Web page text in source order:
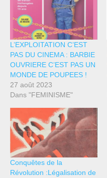
L’EXPLOITATION C’EST
PAS DU CINEMA : BARBIE
OUVRIERE C’EST PAS UN
MONDE DE POUPEES !
27 août 2023
Dans "FEMINISME"
Conquêtes de la
Révolution :Légalisation de